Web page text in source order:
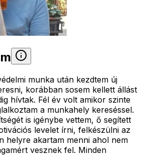
munka után kezdtem új
korábban sosem kellett állást
hívtak. Fél év volt amikor szinte
a munkahely kereséssel.
is igénybe vettem, ő segített
levelet írni, felkészülni az
helyre akartam menni ahol nem
vesznek fel. Minden